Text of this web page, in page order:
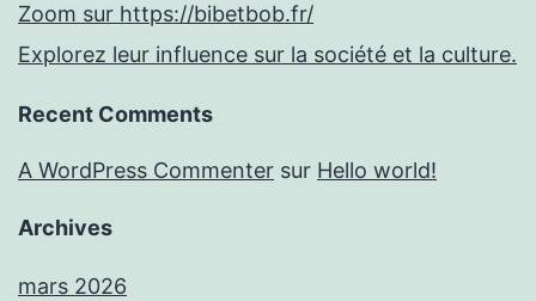
Zoom sur https://bibetbob.fr/
Explorez leur influence sur la société et la culture.
Recent Comments
A WordPress Commenter sur Hello world!
Archives
mars 2026